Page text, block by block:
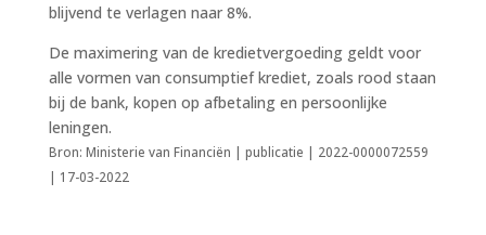
blijvend te verlagen naar 8%.
De maximering van de kredietvergoeding geldt voor
alle vormen van consumptief krediet, zoals rood staan
bij de bank, kopen op afbetaling en persoonlijke
leningen.
Bron: Ministerie van Financiën | publicatie | 2022-0000072559
| 17-03-2022